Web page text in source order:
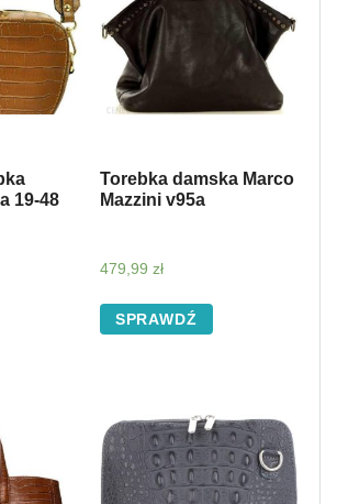
19-48
Torebka damska Marco
Mazzini v95a
479,99 zł
SPRAWDŹ